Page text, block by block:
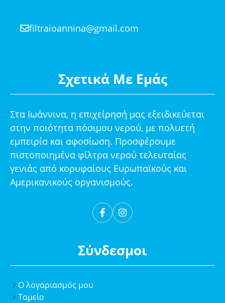
Σχετικά Με Εμάς
Στα Ιωάννινα, η επιχείρησή μας εξειδικεύεται
στην ποιότητα πόσιμου νερού, με πολυετή
εμπειρία και αφοσίωση. Προσφέρουμε
πιστοποιημένα φίλτρα νερού τελευταίας
γενιάς από κορυφαίους Ευρωπαϊκούς και
Αμερικανικούς οργανισμούς.
Σύνδεσμοι
Ο λογαριασμός μου
Ταμείο
filtraioannina@gmail.com